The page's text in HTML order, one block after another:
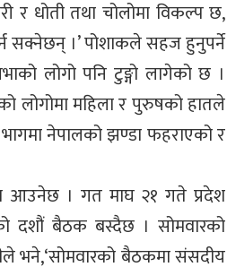
र धोती तथा चोलोमा विकल्प छ,
सक्नेछन् ।’ पोशाकले सहज हुनुपर्ने
लोगो पनि टुङ्गो लागेको छ ।
लोगोमा महिला र पुरुषको हातले
नेपालको झण्डा फहराएको र
आउनेछ । गत माघ २१ गते प्रदेश
दशौं बैठक बस्दैछ । सोमवारको
भने,‘सोमवारको बैठकमा संसदीय